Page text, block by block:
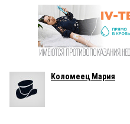
Коломеец Мария